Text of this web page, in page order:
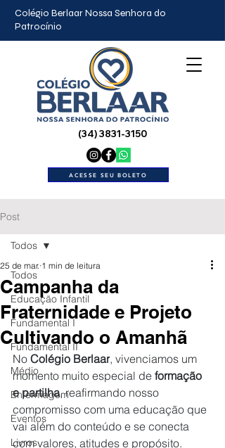
Colégio Berlaar Nossa Senhora do
Patrocínio
(34) 3831-3150
ACESSE SEU BOLETO
Post
Todos
Educação Infantil
Fundamental I
Fundamental II
Médio
Enfermagem
Eventos
Livros
Todos
Campanha da
Fraternidade e Projeto
Cultivando o Amanhã
25 de mar. 1 min de leitura
No Colégio Berlaar, vivenciamos um
momento muito especial de formação
e partilha, reafirmando nosso
compromisso com uma educação que
vai além do conteúdo e se conecta
com valores, atitudes e propósito.